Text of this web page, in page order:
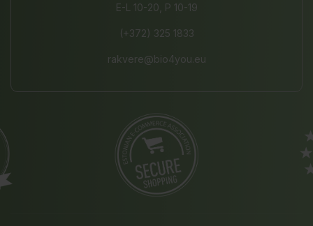
E-L 10-20, P 10-19
(+372) 325 1833
rakvere@bio4you.eu